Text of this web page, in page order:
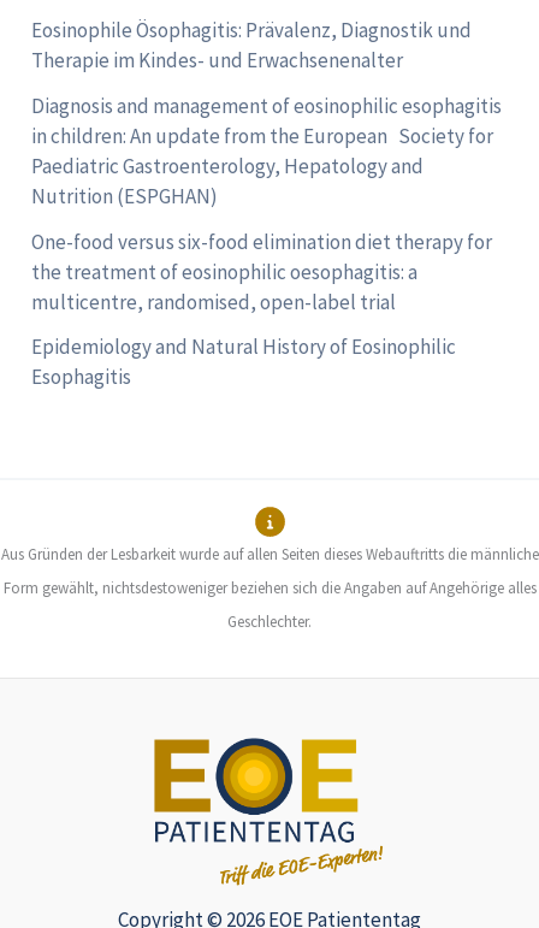
Eosinophile Ösophagitis: Prävalenz, Diagnostik und
Therapie im Kindes- und Erwachsenenalter
Diagnosis and management of eosinophilic esophagitis
in children: An update from the European Society for
Paediatric Gastroenterology, Hepatology and
Nutrition (ESPGHAN)
One-food versus six-food elimination diet therapy for
the treatment of eosinophilic oesophagitis: a
multicentre, randomised, open-label trial
Epidemiology and Natural History of Eosinophilic
Esophagitis
Aus Gründen der Lesbarkeit wurde auf allen Seiten dieses Webauftritts die männliche
Form gewählt, nichtsdestoweniger beziehen sich die Angaben auf Angehörige alles
Geschlechter.
Copyright © 2026 EOE Patiententag